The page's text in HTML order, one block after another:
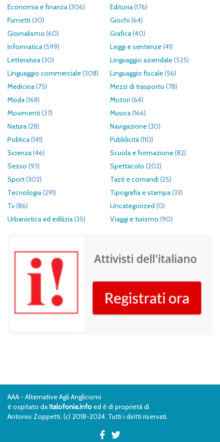
Economia e finanza(306) Editoria(176)
Fumetti (30) Giochi (64)
Giornalismo (60) Grafica(40)
Informatica(599) Leggi e sentenze(41)
Letteratura(30) Linguaggio aziendale(525)
Linguaggio commerciale(308) Linguaggio fiscale(56)
Medicina(75) Mezzi di trasporto (78)
Moda(168) Motori (64)
Movimenti (37) Musica(166)
Natura(28) Navigazione(30)
Politica(141) Pubblicità(110)
Scienza(46) Scuola e formazione(82)
Sesso (93) Spettacolo (202)
Sport(302) Tasti e comandi (25)
Tecnologia(291) Tipografia e stampa(33)
Tv(86) Uncategorized (0)
Urbanistica ed edilizia(35) Viaggi e turismo (90)
AAA - Alternative Agli Anglicismi
è ospitato daItalofonia.info ed è di proprietà di
Antonio Zoppetti, (c) 2018-2024. Tutti i diritti riservati.